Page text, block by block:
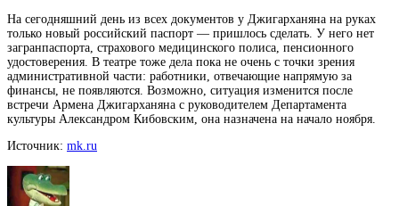
На сегодняшний день из всех документов у Джигарханяна на руках
только новый российский паспорт — пришлось сделать. У него нет
загранпаспорта, страхового медицинского полиса, пенсионного
удостоверения. В театре тоже дела пока не очень с точки зрения
административной части: работники, отвечающие напрямую за
финансы, не появляются. Возможно, ситуация изменится после
встречи Армена Джигарханяна с руководителем Департамента
культуры Александром Кибовским, она назначена на начало ноября.
Источник: mk.ru